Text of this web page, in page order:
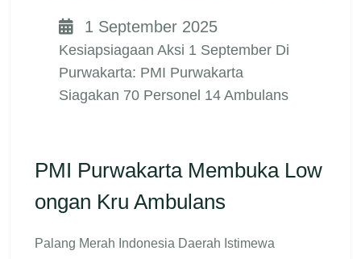
1 September 2025
Kesiapsiagaan Aksi 1 September Di
Purwakarta: PMI Purwakarta
Siagakan 70 Personel 14 Ambulans
PMI Purwakarta Membuka Low
Ongan Kru Ambulans
Palang Merah Indonesia Daerah Istimewa